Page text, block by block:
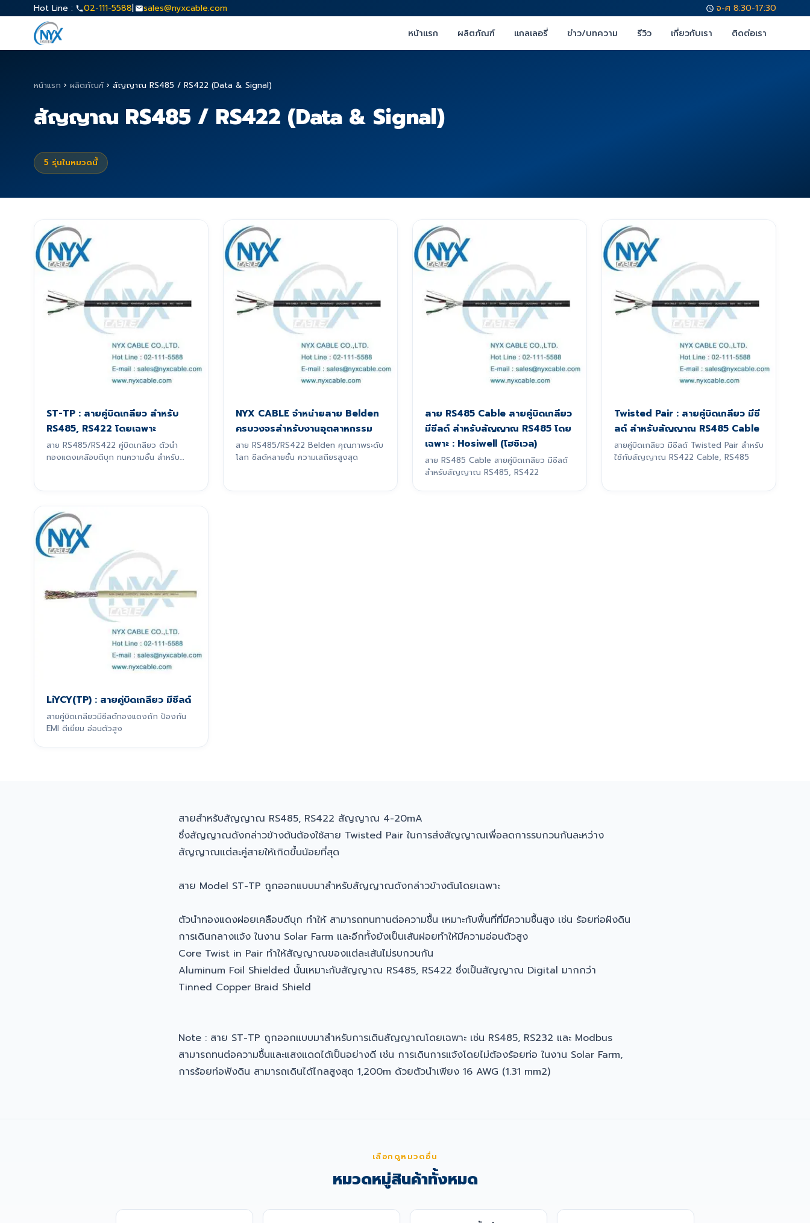
Hot Line : 02-111-5588| sales@nyxcable.com
จ-ศ 8:30-17:30
หน้าแรก
ผลิตภัณฑ์ แกลเลอรี่ ข่าว/บทความ รีวิว เกี่ยวกับเรา ติดต่อเรา
หน้าแรก › ผลิตภัณฑ์ › สัญญาณ RS485 / RS422 (Data & Signal)
สัญญาณ RS485 / RS422 (Data & Signal)
5 รุ่นในหมวดนี้
ST-TP : สายคู่บิดเกลียว สำหรับ
RS485, RS422 โดยเฉพาะ
สาย RS485/RS422 คู่บิดเกลียว ตัวนำ
ทองแดงเคลือบดีบุก ทนความชื้น สำหรับ
NYX CABLE จำหน่ายสาย Belden
ครบวงจรสำหรับงานอุตสาหกรรม
สาย RS485/RS422 Belden คุณภาพระดับ
โลก ชีลด์หลายชั้น ความเสถียรสูงสุด
สาย RS485 Cable สายคู่บิดเกลียว
มีชีลด์ สำหรับสัญญาณ RS485 โดย
เฉพาะ : Hosiwell (โฮซิเวล)
สาย RS485 Cable สายคู่บิดเกลียว มีชีลด์
สำหรับสัญญาณ RS485, RS422
Twisted Pair : สายคู่บิดเกลียว มีชี
ลด์ สำหรับสัญญาณ RS485 Cable
สายคู่บิดเกลียว มีชีลด์ Twisted Pair สำหรับ
ใช้กับสัญญาณ RS422 Cable, RS485
LiYCY(TP) : สายคู่บิดเกลียว มีชีลด์
สายคู่บิดเกลียวมีชีลด์ทองแดงถัก ป้องกัน
EMI ดีเยี่ยม อ่อนตัวสูง
สายสำหรับสัญญาณ RS485, RS422 สัญญาณ 4-20mA
ซึ่งสัญญาณดังกล่าวข้างต้นต้องใช้สาย Twisted Pair ในการส่งสัญญาณเพื่อลดการรบกวนกันละหว่าง
สัญญาณแต่ละคู่สายให้เกิดขึ้นน้อยที่สุด
สาย Model ST-TP ถูกออกแบบมาสำหรับสัญญาณดังกล่าวข้างต้นโดยเฉพาะ
ตัวนำทองแดงฝอยเคลือบดีบุก ทำให้ สามารถทนทานต่อความชื้น เหมาะกับพื้นที่ที่มีความชื้นสูง เช่น ร้อยท่อฝังดิน
การเดินกลางแจ้ง ในงาน Solar Farm และอีกทั้งยังเป็นเส้นฝอยทำให้มีความอ่อนตัวสูง
Core Twist in Pair ทำให้สัญญาณของแต่ละเส้นไม่รบกวนกัน
Aluminum Foil Shielded นั้นเหมาะกับสัญญาณ RS485, RS422 ซึ่งเป็นสัญญาณ Digital มากกว่า
Tinned Copper Braid Shield
Note : สาย ST-TP ถูกออกแบบมาสำหรับการเดินสัญญาณโดยเฉพาะ เช่น RS485, RS232 และ Modbus
สามารถทนต่อความชื้นและแสงแดดได้เป็นอย่างดี เช่น การเดินการแจ้งโดยไม่ต้องร้อยท่อ ในงาน Solar Farm,
การร้อยท่อฟังดิน สามารถเดินได้ไกลสูงสุด 1,200m ด้วยตัวนำเพียง 16 AWG (1.31 mm2)
เลือกดูหมวดอื่น
หมวดหมู่สินค้าทั้งหมด